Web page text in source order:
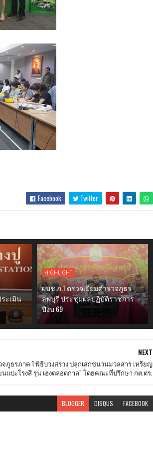
Facebook Twitter
ะเมิน
HIGHLIGHT
ผบช.ภ.1 ตรวจเยี่ยมตำรวจภูธร
ลพบุรี ประชุมผลปฏิบัติราชการ
ปีงบ 69
NEXT
จภูธรภาค 1 พิธีบวงสรวง ปลุกเสกชนวนมวลสาร เหรียญ
นแปะโรงสี รุ่น เฮงตลอดกาล” โดยคณะที่ปรึกษา กต.ตร.
BLOGGER DISQUS FACEBOOK